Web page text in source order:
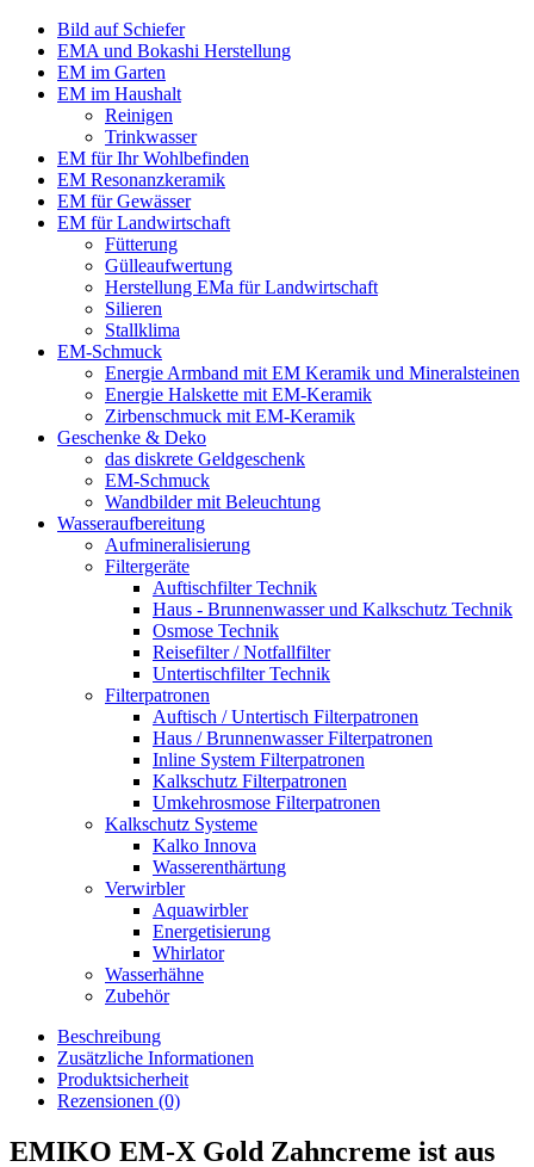
Bild auf Schiefer
EMA und Bokashi Herstellung
EM im Garten
EM im Haushalt
Reinigen
Trinkwasser
EM für Ihr Wohlbefinden
EM Resonanzkeramik
EM für Gewässer
EM für Landwirtschaft
Fütterung
Gülleaufwertung
Herstellung EMa für Landwirtschaft
Silieren
Stallklima
EM-Schmuck
Energie Armband mit EM Keramik und Mineralsteinen
Energie Halskette mit EM-Keramik
Zirbenschmuck mit EM-Keramik
Geschenke & Deko
das diskrete Geldgeschenk
EM-Schmuck
Wandbilder mit Beleuchtung
Wasseraufbereitung
Aufmineralisierung
Filtergeräte
Auftischfilter Technik
Haus - Brunnenwasser und Kalkschutz Technik
Osmose Technik
Reisefilter / Notfallfilter
Untertischfilter Technik
Filterpatronen
Auftisch / Untertisch Filterpatronen
Haus / Brunnenwasser Filterpatronen
Inline System Filterpatronen
Kalkschutz Filterpatronen
Umkehrosmose Filterpatronen
Kalkschutz Systeme
Kalko Innova
Wasserenthärtung
Verwirbler
Aquawirbler
Energetisierung
Whirlator
Wasserhähne
Zubehör
Beschreibung
Zusätzliche Informationen
Produktsicherheit
Rezensionen (0)
EMIKO EM-X Gold Zahncreme ist aus